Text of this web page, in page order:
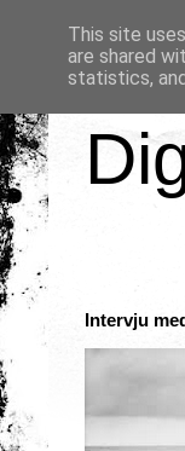
Intervju
This site
are shared
statistics,